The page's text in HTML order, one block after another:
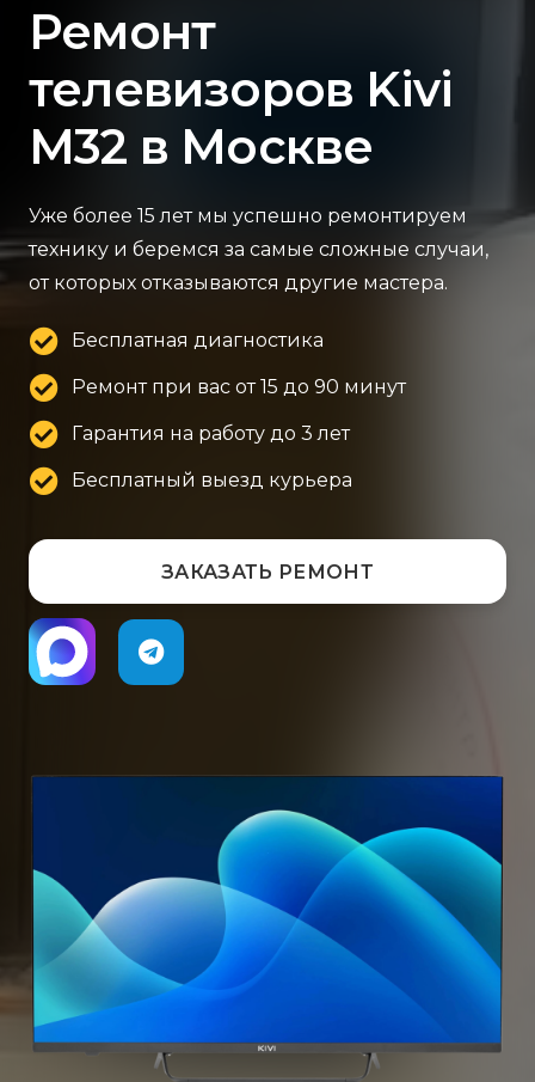
Ремонт
телевизоров Kivi
M32 в Москве
Уже более 15 лет мы успешно ремонтируем
технику и беремся за самые сложные случаи,
от которых отказываются другие мастера.
Бесплатная диагностика
Ремонт при вас от 15 до 90 минут
Гарантия на работу до 3 лет
Бесплатный выезд курьера
ЗАКАЗАТЬ РЕМОНТ